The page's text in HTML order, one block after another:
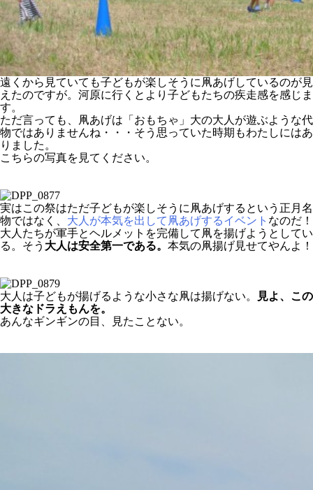
遠くから見ていても子どもが楽しそうに凧あげしているのが見
えたのですが。河原に行くとより子どもたちの疾走感を感じま
す。
ただ言っても、凧あげは「おもちゃ」大の大人が遊ぶような代
物ではありませんね・・・そう思っていた時期もわたしにはあ
りました。
こちらの写真を見てください。
実はこの祭はただ子どもが楽しそうに凧あげするという正月名
物ではなく、 大人が本気を出して凧あげするイベント なのだ！
大人たちが軍手とヘルメットを完備して凧を揚げようとしてい
る。そう 大人は安全第一である。 本気の凧揚げ見せてやんよ！
大人は子どもが揚げるような小さな凧は揚げない。
見よ、この
大きなドラえもんを。
あんなギンギンの目、見たことない。